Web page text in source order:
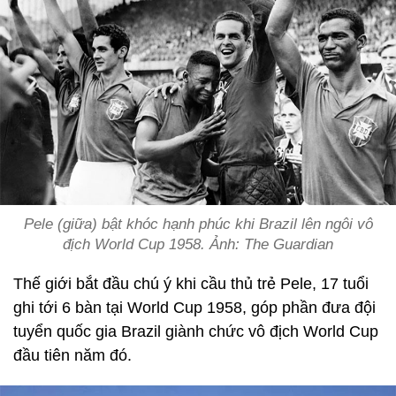
Pele (giữa) bật khóc hạnh phúc khi Brazil lên ngôi vô
địch World Cup 1958. Ảnh: The Guardian
Thế giới bắt đầu chú ý khi cầu thủ trẻ Pele, 17 tuổi
ghi tới 6 bàn tại World Cup 1958, góp phần đưa đội
tuyển quốc gia Brazil giành chức vô địch World Cup
đầu tiên năm đó.